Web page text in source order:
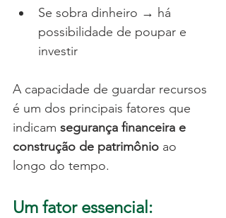
Se sobra dinheiro → há
possibilidade de poupar e
investir
A capacidade de guardar recursos
é um dos principais fatores que
indicam segurança financeira e
construção de patrimônio ao
longo do tempo.
Um fator essencial: